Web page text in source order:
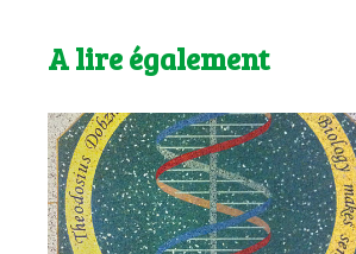
A lire également